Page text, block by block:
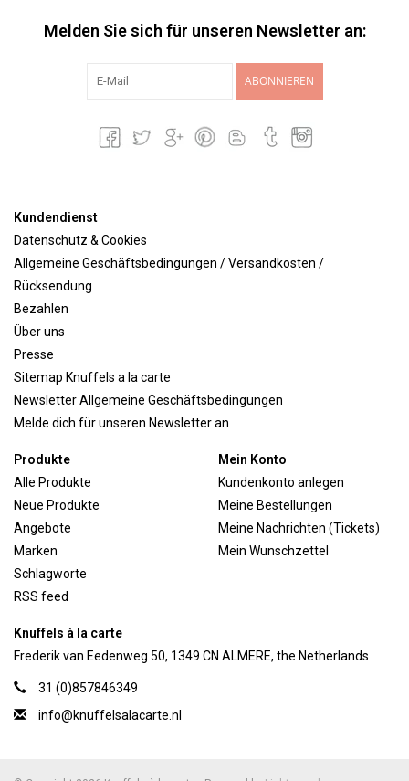
Melden Sie sich für unseren Newsletter an:
ABONNIEREN
Kundendienst
Datenschutz & Cookies
Allgemeine Geschäftsbedingungen / Versandkosten /
Rücksendung
Bezahlen
Über uns
Presse
Sitemap Knuffels a la carte
Newsletter Allgemeine Geschäftsbedingungen
Melde dich für unseren Newsletter an
Produkte
Alle Produkte
Neue Produkte
Angebote
Marken
Schlagworte
RSS feed
Mein Konto
Kundenkonto anlegen
Meine Bestellungen
Meine Nachrichten (Tickets)
Mein Wunschzettel
Knuffels à la carte
Frederik van Eedenweg 50, 1349 CN ALMERE, the Netherlands
31 (0)857846349
info@knuffelsalacarte.nl